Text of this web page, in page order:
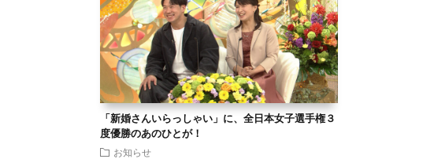
「新婚さんいらっしゃい」に、全日本女子選手権３
度優勝のあのひとが！
お知らせ